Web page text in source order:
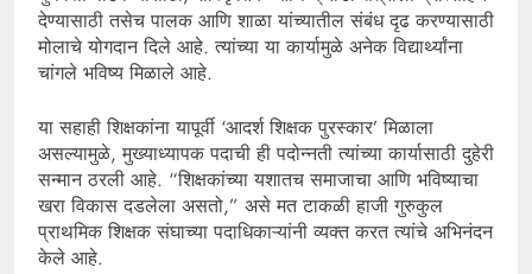
देण्यासाठी तसेच पालक आणि शाळा यांच्यातील संबंध दृढ करण्यासाठी
मोलाचे योगदान दिले आहे. त्यांच्या या कार्यामुळे अनेक विद्यार्थ्यांना
चांगले भविष्य मिळाले आहे.
या सहाही शिक्षकांना यापूर्वी ‘आदर्श शिक्षक पुरस्कार’ मिळाला
असल्यामुळे, मुख्याध्यापक पदाची ही पदोन्नती त्यांच्या कार्यासाठी दुहेरी
सन्मान ठरली आहे. “शिक्षकांच्या यशातच समाजाचा आणि भविष्याचा
खरा विकास दडलेला असतो,” असे मत टाकळी हाजी गुरुकुल
प्राथमिक शिक्षक संघाच्या पदाधिकाऱ्यांनी व्यक्त करत त्यांचे अभिनंदन
केले आहे.